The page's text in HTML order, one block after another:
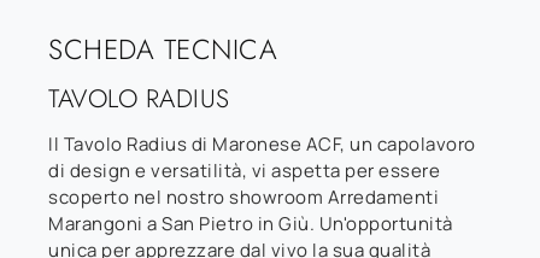
SCHEDA TECNICA
TAVOLO RADIUS
Il Tavolo Radius di Maronese ACF, un capolavoro
di design e versatilità, vi aspetta per essere
scoperto nel nostro showroom Arredamenti
Marangoni a San Pietro in Giù. Un'opportunità
unica per apprezzare dal vivo la sua qualità